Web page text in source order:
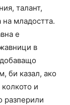
талант,
младостта.
е
в
би казал, ако
и
разперили